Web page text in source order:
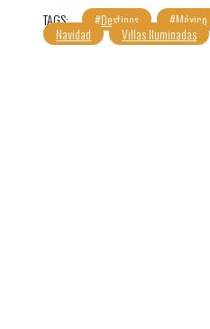
TAGS:
#Destinos #México
Navidad Villas Iluminadas